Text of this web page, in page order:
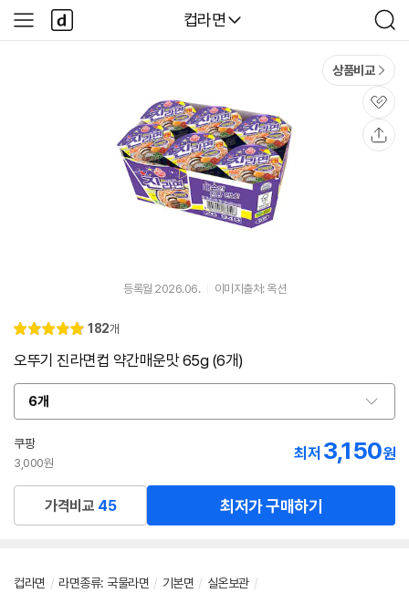
다나와
컵라면
검
색
사
이
다
나
와
상품비교
관
심
등록월 2026.06. 이미지출처: 옥션
별
5.
리
182개
오뚜기 진라면컵 약간매운맛 65g (6개)
6개
옵
션
선
택
쿠팡
3,000원
최저 3,150원
가격비교 45 최저가 구매하기
컵라면 / 라면종류: 국물라면 / 기본면 / 실온보관 /